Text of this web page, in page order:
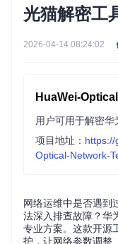
光猫解密工
2026-04-14 08:24:02
项目地址： https://
Optical-Network-
网络运维中是否遇到
法深入排查故障？华
专业方案。这款开源
护，让网络参数调整